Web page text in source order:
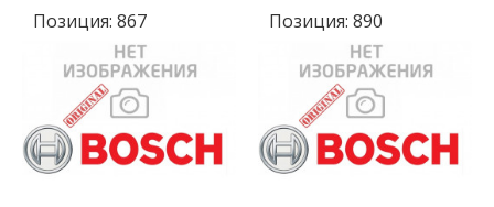
Позиция: 867 Позиция: 890